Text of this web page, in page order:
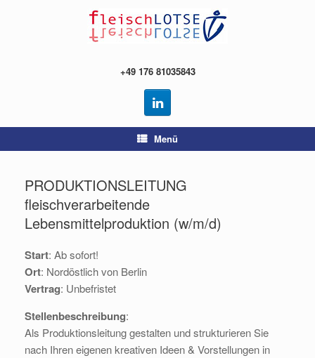
+49 176 81035843
Menü
PRODUKTIONSLEITUNG
fleischverarbeitende
Lebensmittelproduktion (w/m/d)
Start: Ab sofort!
Ort: Nordöstlich von Berlin
Vertrag: Unbefristet
Stellenbeschreibung:
Als Produktionsleitung gestalten und strukturieren Sie
nach Ihren eigenen kreativen Ideen & Vorstellungen in